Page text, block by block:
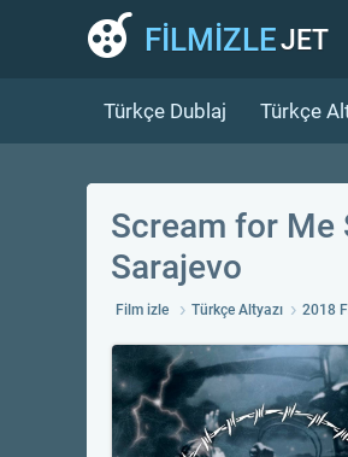
FİLMİZLEJET
Türkçe Dublaj Türkçe
Scream for Me
Sarajevo
Film izle Türkçe Altyazı 2018